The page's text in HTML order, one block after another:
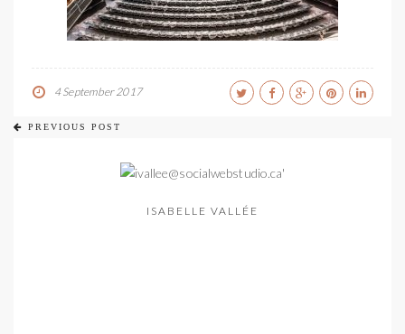
4 September 2017
PREVIOUS POST
ISABELLE VALLÉE